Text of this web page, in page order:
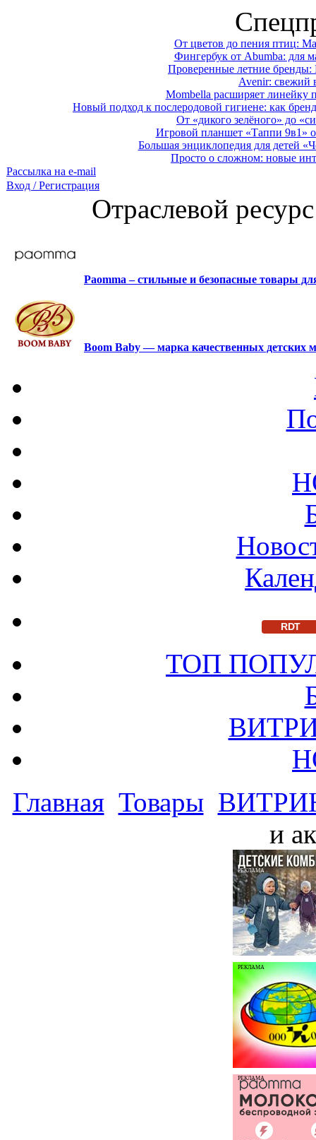
От цветов до пения птиц:
Фингербук от Abumba: для
Проверенные летние
Avenir: свежий
Mombella расширяет линейку
Новый подход к послеродовой гигиене: как
От «дикого зелёного» до
Игровой планшет «Таппи 9в1»
Большая энциклопедия для детей
Просто о сложном: новые
Рассылка на e-mail
Вход / Регистрация
Отраслевой
Paomma – стильные и безопасные товары
Boom Baby — марка качественных детских
RDT
ТОП
Главная Товары
и
РЕКЛАМА
РЕКЛАМА
РЕКЛАМА